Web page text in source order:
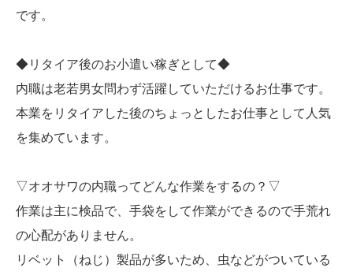
です。
◆リタイア後のお小遣い稼ぎとして◆
内職は老若男女問わず活躍していただけるお仕事です。
本業をリタイアした後のちょっとしたお仕事として人気
を集めています。
▽オオサワの内職ってどんな作業をするの？▽
作業は主に検品で、手袋をして作業ができるので手荒れ
の心配がありません。
リベット（ねじ）製品が多いため、虫などがついている